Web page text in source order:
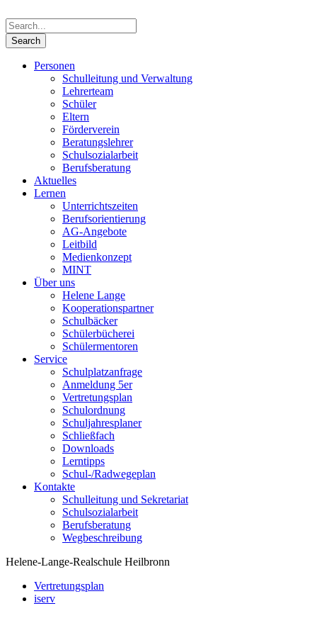
Personen
Schulleitung und Verwaltung
Lehrerteam
Schüler
Eltern
Förderverein
Beratungslehrer
Schulsozialarbeit
Berufsberatung
Aktuelles
Lernen
Unterrichtszeiten
Berufsorientierung
AG-Angebote
Leitbild
Medienkonzept
MINT
Über uns
Helene Lange
Kooperationspartner
Schulbäcker
Schülerbücherei
Schülermentoren
Service
Schulplatzanfrage
Anmeldung 5er
Vertretungsplan
Schulordnung
Schuljahresplaner
Schließfach
Downloads
Lerntipps
Schul-/Radwegeplan
Kontakte
Schulleitung und Sekretariat
Schulsozialarbeit
Berufsberatung
Wegbeschreibung
Helene-Lange-Realschule Heilbronn
Vertretungsplan
iserv